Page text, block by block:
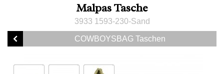
Malpas Tasche
3933 1593-230-Sand
COWBOYSBAG Taschen